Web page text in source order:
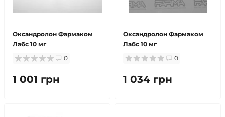
Оксандролон Фармаком
Лабс 10 мг
0
1 001 грн
Оксандролон Фармаком
Лабс 10 мг
0
1 034 грн